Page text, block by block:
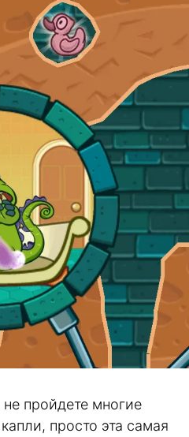
пройдете многие
просто эта самая